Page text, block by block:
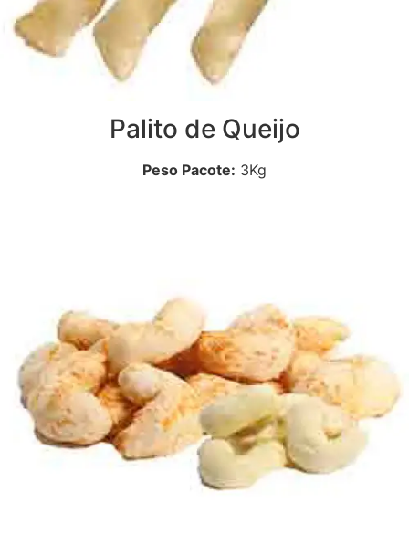
Palito de Queijo
Peso Pacote: 3Kg